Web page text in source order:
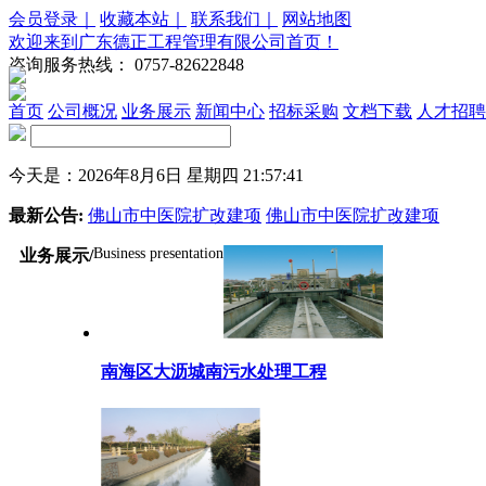
会员登录｜ 收藏本站｜ 联系我们｜
网站地图
欢迎来到广东德正工程管理有限公司首页！
咨询服务热线： 0757-82622848
首页 公司概况 业务展示 新闻中心 招标采购 文档下载 人才招聘
今天是：2026年8月6日 星期四 21:57:42
最新公告: 佛山市中医院扩改建项 佛山市中医院扩改建项
业务展示/Business presentation
南海区大沥城南污水处理工程